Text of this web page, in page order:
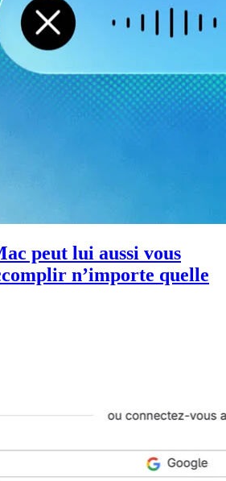
peut lui aussi vous
n’importe quelle